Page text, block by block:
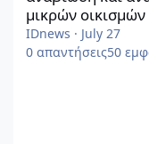
μικρών οικισμών
IDnews · July 27
0 απαντήσεις50